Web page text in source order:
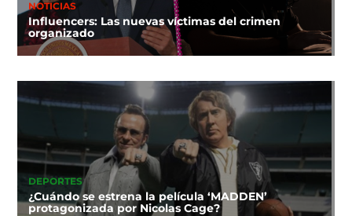
NOTICIAS
Influencers: Las nuevas víctimas del crimen
organizado
DEPORTES
¿Cuándo se estrena la película ‘MADDEN’
protagonizada por Nicolas Cage?